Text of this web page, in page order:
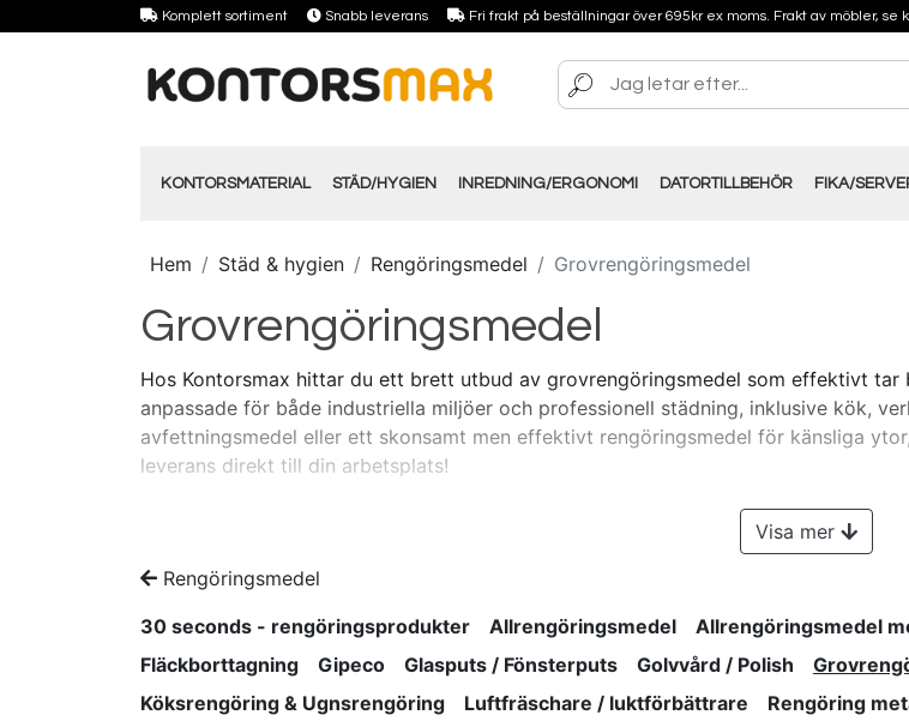
Komplett sortiment Snabb leverans Fri frakt på beställningar över 695kr ex moms. Frakt av möbler, se
KONTORSMATERIAL STÄD/HYGIEN INREDNING/ERGONOMI DATORTILLBEHÖR FIKA/
Hem Städ & hygien Rengöringsmedel Grovrengöringsmedel
Grovrengöringsmedel
Hos Kontorsmax hittar du ett brett utbud av grovrengöringsmedel som effektivt
anpassade för både industriella miljöer och professionell städning, inklusive kök,
avfettningsmedel eller ett skonsamt men effektivt rengöringsmedel för känsliga
leverans direkt till din arbetsplats!
Visa mer
Rengöringsmedel
30 seconds - rengöringsprodukter
Allrengöringsmedel Allrengöringsmedel
Fläckborttagning
Gipeco Glasputs / Fönsterputs Golvvård / Polish
Köksrengöring & Ugnsrengöring
Luftfräschare / luktförbättrare Rengöring